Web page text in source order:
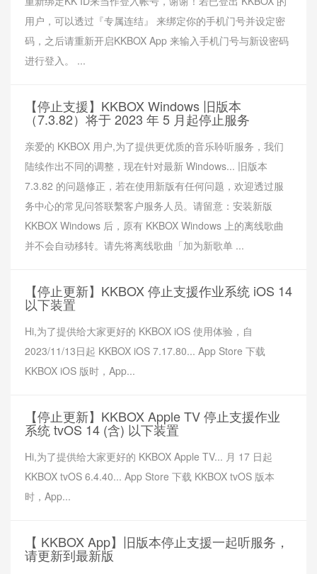
用户，可以透过『专属连结』 来绑定你的手机门号并设定密
码，之后请重新开启KKBOX App 来输入手机门号与新设密码
进行登入。 ...
【停止支援】KKBOX Windows 旧版本
（7.3.82）将于 2023 年 5 月起停止服务
亲爱的 KKBOX 用户,为了提供更优质的音乐聆听服务，我们
陆续作出不同的调整，现在针对最新 Windows... 旧版本
7.3.82 的问题修正，若在使用新版有任何问题，欢迎透过服
务中心的常见问答联繫客户服务人员。请留意：安装新版
KKBOX Windows 后，原有 KKBOX Windows 上的离线歌曲
并不会自动移转。请先将离线歌曲「加为新歌单 ...
【停止更新】KKBOX 停止支援作业系统 iOS 14
以下装置
Hi,为了提供给大家更好的 KKBOX iOS 使用体验，自
2023/11/13日起 KKBOX iOS 7.17.80... App Store 下载
KKBOX iOS 版时，App...
【停止更新】KKBOX Apple TV 停止支援作业
系统 tvOS 14 (含) 以下装置
Hi,为了提供给大家更好的 KKBOX Apple TV... 月 17 日起
KKBOX tvOS 6.4.40... App Store 下载 KKBOX tvOS 版本
时，App...
【 KKBOX App】旧版本停止支援一起听服务，
请更新到最新版